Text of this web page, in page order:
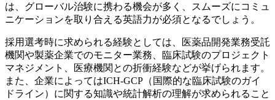
は、グローバル治験に携わる機会が多く、スムーズにコミュ
ニケーションを取り合える英語力が必須となるでしょう。
採用選考時に求められる経験としては、医薬品開発業務受託
機関や製薬企業でのモニター業務、臨床試験のプロジェクト
マネジメント、医療機関との折衝経験などが挙げられます。
また、企業によってはICH-GCP（国際的な臨床試験のガイ
ドライン）に関する知識や統計解析の理解が求められること